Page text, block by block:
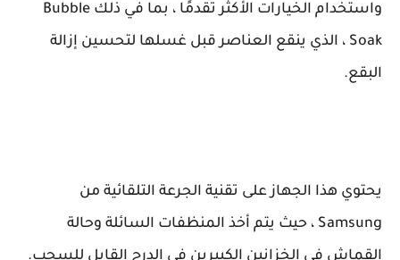
واستخدام الخيارات الأكثر تقدمًا ، بما في ذلك Bubble
Soak ، الذي ينقع العناصر قبل غسلها لتحسين إزالة
البقع.
يحتوي هذا الجهاز على تقنية الجرعة التلقائية من
Samsung ، حيث يتم أخذ المنظفات السائلة وحالة
القماش في الخزانين الكبيرين في الدرج القابل للسحب.